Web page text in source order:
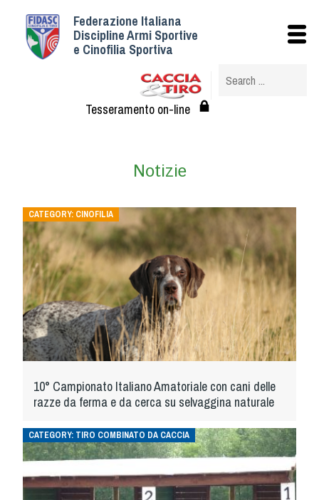
Federazione Italiana
Discipline Armi Sportive
e Cinofilia Sportiva
Tesseramento on-line
Notizie
CATEGORY: CINOFILIA
10° Campionato Italiano Amatoriale con cani delle
razze da ferma e da cerca su selvaggina naturale
CATEGORY: TIRO COMBINATO DA CACCIA
Istituzionale
Struttura
Albo Veterinari federali
Statuto e Regolamenti
Federazione Trasparente
Assicurazione
Convenzioni
Società
Tesserati
Albo Fornitori
Referenti e gruppi di lavoro regionali
Scuole Federali
Tecnici
Direttori di Gara
Formazione
Calendario Manifestazioni
Organi di Giustizia - Dispositivi
Modelli e moduli